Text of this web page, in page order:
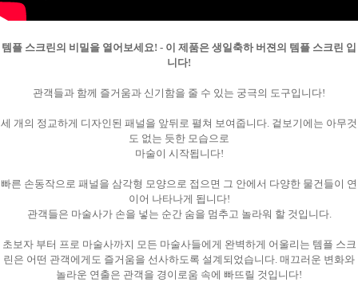
페이코 ID로
PAYCO 바로
템플 스크린의 비밀을 열어보세요! - 이 제품은 생일축하 버젼의 템플 스크린 입
니다!
관객들과 함께 즐거움과 신기함을 줄 수 있는 궁극의 도구입니다!
세 개의 정교하게 디자인된 패널을 앞뒤로 펼쳐 보여줍니다. 겉보기에는 아무것
도 없는 듯한 모습으로
마술이 시작됩니다!
빠른 손동작으로 패널을 삼각형 모양으로 접으면 그 안에서 다양한 물건들이 연
이어 나타나게 됩니다!
관객들은 마술사가 손을 넣는 순간 숨을 멈추고 놀라워 할 것입니다.
초보자 부터 프로 마술사까지 모든 마술사들에게 완벽하게 어울리는 템플 스크
린은 어떤 관객에게도 즐거움을 선사하도록 설계되었습니다. 매끄러운 변화와
놀라운 연출은 관객을 경이로움 속에 빠뜨릴 것입니다!